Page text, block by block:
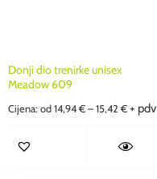
Donji dio trenirke unisex
Meadow 609
Cijena: od 14,94 € – 15,42 € + pdv